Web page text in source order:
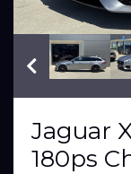
VIN:
Jaguar
180ps